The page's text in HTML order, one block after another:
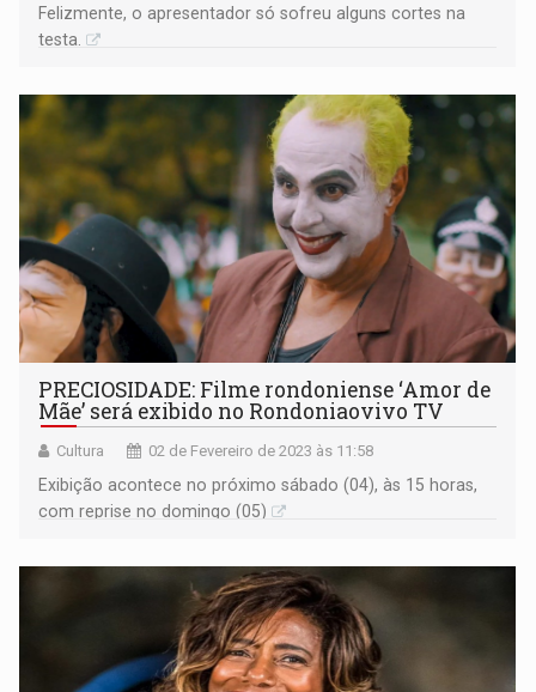
Felizmente, o apresentador só sofreu alguns cortes na
testa.
PRECIOSIDADE: Filme rondoniense ‘Amor de
Mãe’ será exibido no Rondoniaovivo TV
Cultura 02 de Fevereiro de 2023 às 11:58
Exibição acontece no próximo sábado (04), às 15 horas,
com reprise no domingo (05)